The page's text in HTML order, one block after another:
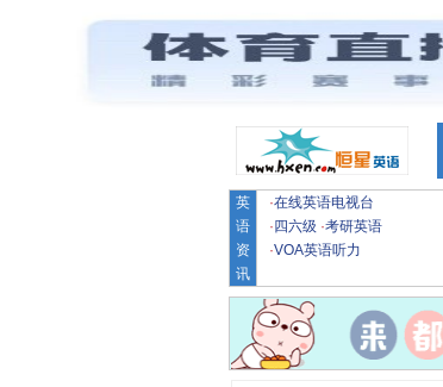
英
语
资
讯
·在线英语电视台
· 四六级 ·考研英语
·VOA英语听力